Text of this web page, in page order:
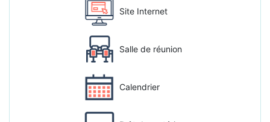
Site Internet
Salle de réunion
Calendrier